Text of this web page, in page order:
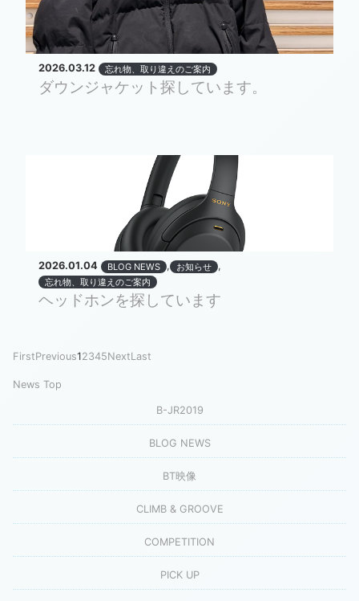
2026.03.12 忘れ物、取り違えのご案内
ダウンジャケット探しています。
2026.01.04 BLOG NEWS , お知らせ ,
忘れ物、取り違えのご案内
ヘッドホンを探しています
FirstPrevious12345NextLast
News Top
B-JR2019
BLOG NEWS
BT映像
CLIMB & GROOVE
COMPETITION
PICK UP